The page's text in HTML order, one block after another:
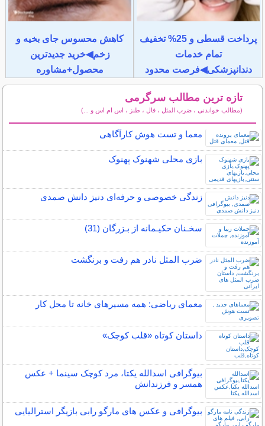
پرداخت قسطی و 25% تخفیف
تمام خدمات
دندانپزشکی◀فرصت محدود
کاهش محسوس جای بخیه و
زخم◀خرید جدیدترین
محصول+مشاوره
تازه ترین مطالب سرگرمی
(مطالب خواندنی ، ضرب المثل ، فال ، طنز ، اس ام اس و ...)
معما و تست هوش کارآگاهی
بازی محلی شهنوک پهنوک
زندگی خصوصی و حرفه‌ای دنیز دانش صمدی
سخـنان حکیـمانه از بـزرگان (31)
ضرب المثل نادر هم رفت و برنگشت
معمای ریاضی: همه مسیرهای خانه تا محل کار
داستان کوتاه «قلب کوچک»
بیوگرافی اسدالله یکتا، مرد کوچک سینما + عکس
همسر و فرزندانش
بیوگرافی و عکس های مارگو رابی بازیگر استرالیایی